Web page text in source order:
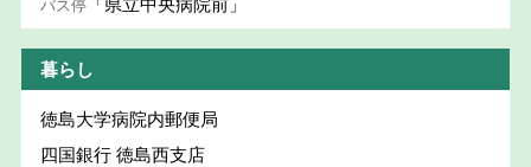
バス停 「県立中央病院前」
暮らし
徳島大学病院内郵便局
四国銀行 徳島西支店